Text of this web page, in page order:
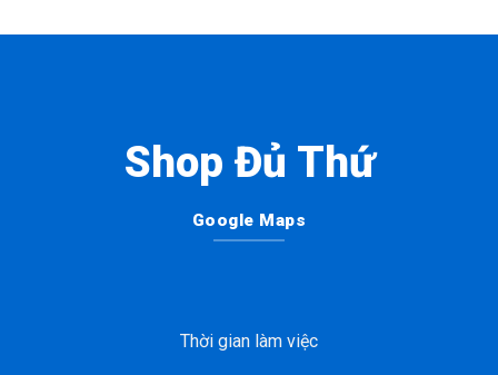
Shop Đủ Thứ
Google Maps
Thời gian làm việc